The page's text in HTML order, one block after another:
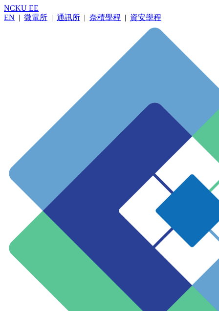
NCKU EE
EN | 微電所 | 通訊所 | 奈積學程 | 資安學程